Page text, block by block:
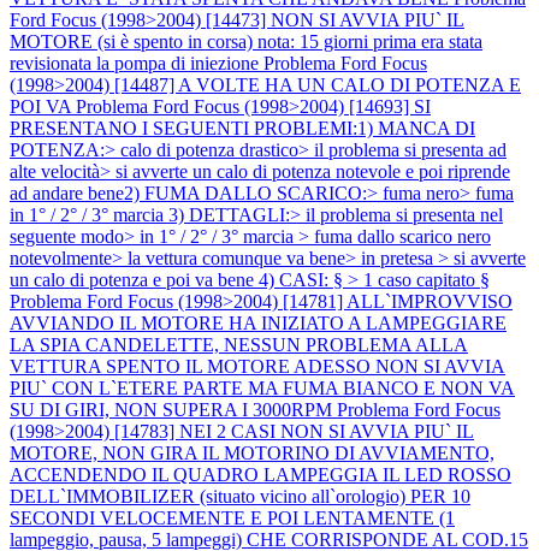
Ford Focus (1998>2004) [14473] NON SI AVVIA PIU` IL
MOTORE (si è spento in corsa) nota: 15 giorni prima era stata
revisionata la pompa di iniezione Problema Ford Focus
(1998>2004) [14487] A VOLTE HA UN CALO DI POTENZA E
POI VA Problema Ford Focus (1998>2004) [14693] SI
PRESENTANO I SEGUENTI PROBLEMI:1) MANCA DI
POTENZA:> calo di potenza drastico> il problema si presenta ad
alte velocità> si avverte un calo di potenza notevole e poi riprende
ad andare bene2) FUMA DALLO SCARICO:> fuma nero> fuma
in 1° / 2° / 3° marcia 3) DETTAGLI:> il problema si presenta nel
seguente modo> in 1° / 2° / 3° marcia > fuma dallo scarico nero
notevolmente> la vettura comunque va bene> in pretesa > si avverte
un calo di potenza e poi va bene 4) CASI: § > 1 caso capitato §
Problema Ford Focus (1998>2004) [14781] ALL`IMPROVVISO
AVVIANDO IL MOTORE HA INIZIATO A LAMPEGGIARE
LA SPIA CANDELETTE, NESSUN PROBLEMA ALLA
VETTURA SPENTO IL MOTORE ADESSO NON SI AVVIA
PIU` CON L`ETERE PARTE MA FUMA BIANCO E NON VA
SU DI GIRI, NON SUPERA I 3000RPM Problema Ford Focus
(1998>2004) [14783] NEI 2 CASI NON SI AVVIA PIU` IL
MOTORE, NON GIRA IL MOTORINO DI AVVIAMENTO,
ACCENDENDO IL QUADRO LAMPEGGIA IL LED ROSSO
DELL`IMMOBILIZER (situato vicino all`orologio) PER 10
SECONDI VELOCEMENTE E POI LENTAMENTE (1
lampeggio, pausa, 5 lampeggi) CHE CORRISPONDE AL COD.15